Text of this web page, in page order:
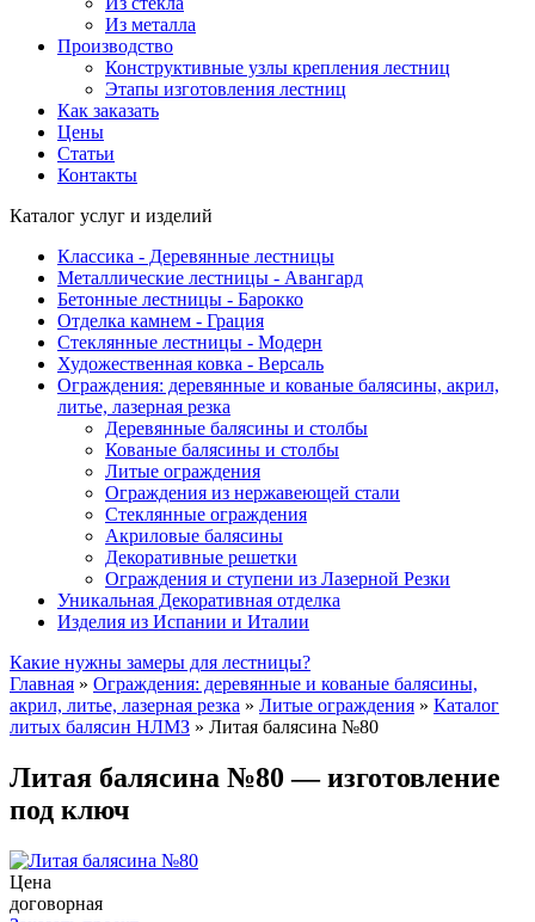
Из металла
Производство
Конструктивные узлы крепления лестниц
Этапы изготовления лестниц
Как заказать
Цены
Статьи
Контакты
Каталог услуг и изделий
Классика - Деревянные лестницы
Металлические лестницы - Авангард
Бетонные лестницы - Барокко
Отделка камнем - Грация
Стеклянные лестницы - Модерн
Художественная ковка - Версаль
Ограждения: деревянные и кованые балясины, акрил,
литье, лазерная резка
Деревянные балясины и столбы
Кованые балясины и столбы
Литые ограждения
Ограждения из нержавеющей стали
Стеклянные ограждения
Акриловые балясины
Декоративные решетки
Ограждения и ступени из Лазерной Резки
Уникальная Декоративная отделка
Изделия из Испании и Италии
Какие нужны замеры для лестницы?
Главная » Ограждения: деревянные и кованые балясины,
акрил, литье, лазерная резка » Литые ограждения » Каталог
литых балясин НЛМЗ » Литая балясина №80
Литая балясина №80 — изготовление
под ключ
Цена
договорная